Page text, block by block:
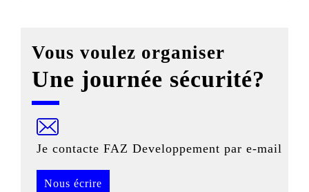
Vous voulez organiser
Une journée sécurité?
Je contacte FAZ Developpement par e-mail
Nous écrire